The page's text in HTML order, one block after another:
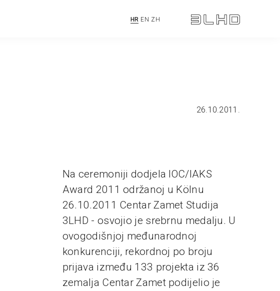
HR EN ZH
26.10.2011.
Na ceremoniji dodjela IOC/IAKS
Award 2011 održanoj u Kölnu
26.10.2011 Centar Zamet Studija
3LHD - osvojio je srebrnu medalju. U
ovogodišnjoj međunarodnoj
konkurenciji, rekordnoj po broju
prijava između 133 projekta iz 36
zemalja Centar Zamet podijelio je